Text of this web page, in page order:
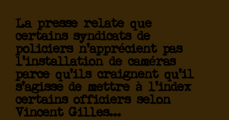
La presse relate que
certains syndicats de
policiers n’apprécient pas
l’installation de caméras
parce qu’ils craignent qu’il
s’agisse de mettre à l’index
certains officiers selon
Vincent Gilles…